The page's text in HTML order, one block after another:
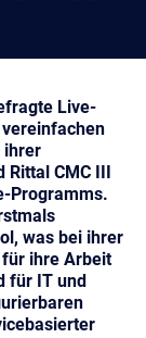
Live-
ihrer
CMC III
Programms.
was bei ihrer
für ihre Arbeit
für IT und